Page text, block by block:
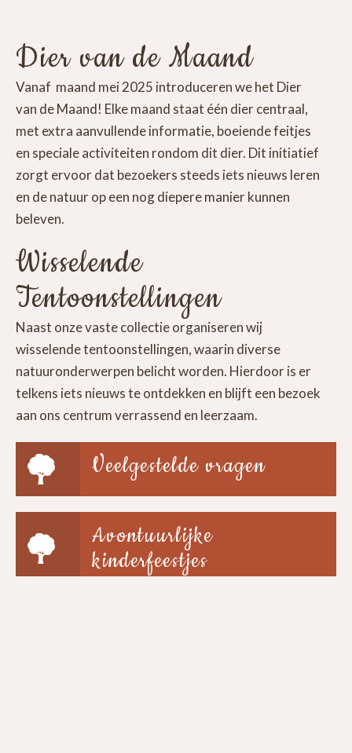
Dier van de Maand
Vanaf maand mei 2025 introduceren we het Dier
van de Maand! Elke maand staat één dier centraal,
met extra aanvullende informatie, boeiende feitjes
en speciale activiteiten rondom dit dier. Dit initiatief
zorgt ervoor dat bezoekers steeds iets nieuws leren
en de natuur op een nog diepere manier kunnen
beleven.
Wisselende
Tentoonstellingen
Naast onze vaste collectie organiseren wij
wisselende tentoonstellingen, waarin diverse
natuuronderwerpen belicht worden. Hierdoor is er
telkens iets nieuws te ontdekken en blijft een bezoek
aan ons centrum verrassend en leerzaam.
Veelgestelde vragen
Avontuurlijke
kinderfeestjes